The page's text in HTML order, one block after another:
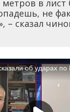
метров в лист
не
– сказал